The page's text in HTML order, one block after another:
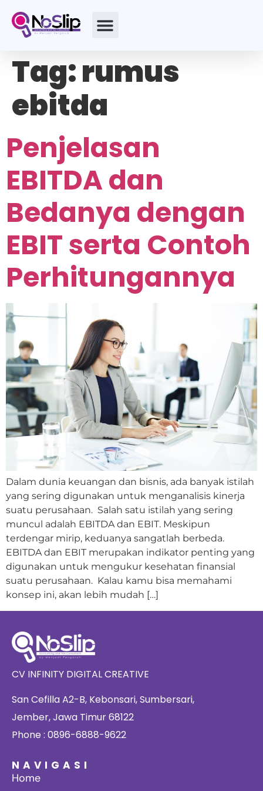
Tag:rumus
ebitda
Penjelasan
EBITDA dan
Bedanya dengan
EBIT serta Contoh
Perhitungannya
Dalam dunia keuangan dan bisnis, ada banyak istilah
yang sering digunakan untuk menganalisis kinerja
suatu perusahaan. Salah satu istilah yang sering
muncul adalah EBITDA dan EBIT. Meskipun
terdengar mirip, keduanya sangatlah berbeda.
EBITDA dan EBIT merupakan indikator penting yang
digunakan untuk mengukur kesehatan finansial
suatu perusahaan. Kalau kamu bisa memahami
konsep ini, akan lebih mudah […]
CV INFINITY DIGITAL CREATIVE
San Cefilla A2-B, Kebonsari, Sumbersari,
Jember, Jawa Timur 68122
Phone : 0896-6888-9622
NAVIGASI
Home